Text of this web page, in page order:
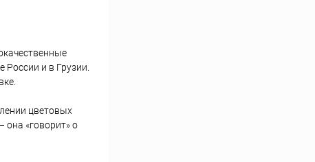
и в Грузии.
цветовых
она «говорит» о